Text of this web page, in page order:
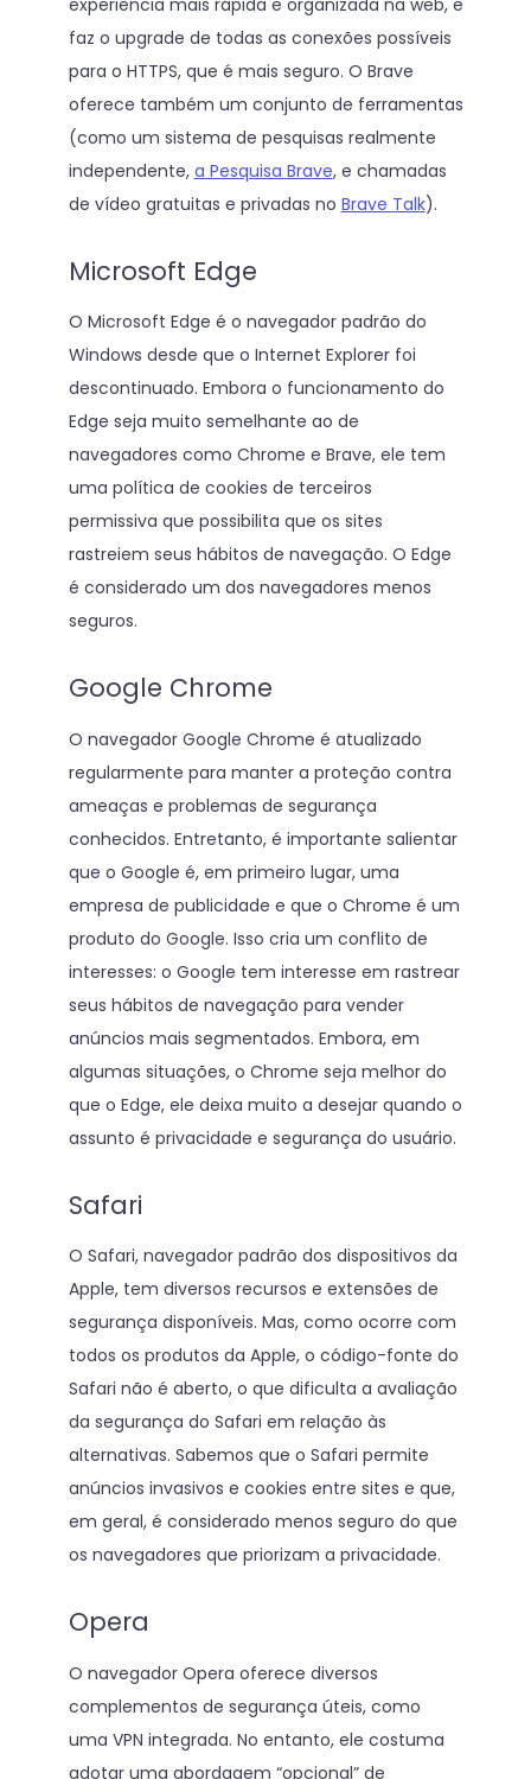
faz o upgrade de todas as conexões possíveis
para o HTTPS, que é mais seguro. O Brave
oferece também um conjunto de ferramentas
(como um sistema de pesquisas realmente
independente, a Pesquisa Brave, e chamadas
de vídeo gratuitas e privadas no Brave Talk).
Microsoft Edge
O Microsoft Edge é o navegador padrão do
Windows desde que o Internet Explorer foi
descontinuado. Embora o funcionamento do
Edge seja muito semelhante ao de
navegadores como Chrome e Brave, ele tem
uma política de cookies de terceiros
permissiva que possibilita que os sites
rastreiem seus hábitos de navegação. O Edge
é considerado um dos navegadores menos
seguros.
Google Chrome
O navegador Google Chrome é atualizado
regularmente para manter a proteção contra
ameaças e problemas de segurança
conhecidos. Entretanto, é importante salientar
que o Google é, em primeiro lugar, uma
empresa de publicidade e que o Chrome é um
produto do Google. Isso cria um conflito de
interesses: o Google tem interesse em rastrear
seus hábitos de navegação para vender
anúncios mais segmentados. Embora, em
algumas situações, o Chrome seja melhor do
que o Edge, ele deixa muito a desejar quando o
assunto é privacidade e segurança do usuário.
Safari
O Safari, navegador padrão dos dispositivos da
Apple, tem diversos recursos e extensões de
segurança disponíveis. Mas, como ocorre com
todos os produtos da Apple, o código-fonte do
Safari não é aberto, o que dificulta a avaliação
da segurança do Safari em relação às
alternativas. Sabemos que o Safari permite
anúncios invasivos e cookies entre sites e que,
em geral, é considerado menos seguro do que
os navegadores que priorizam a privacidade.
Opera
O navegador Opera oferece diversos
complementos de segurança úteis, como
uma VPN integrada. No entanto, ele costuma
adotar uma abordagem “opcional” de